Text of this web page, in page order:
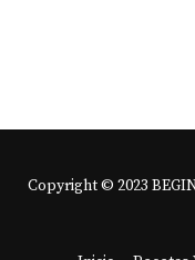
Copyright © 2023